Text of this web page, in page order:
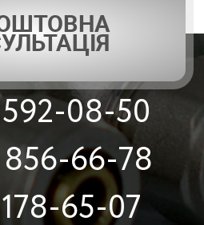
592-08-50
856-66-78
178-65-07